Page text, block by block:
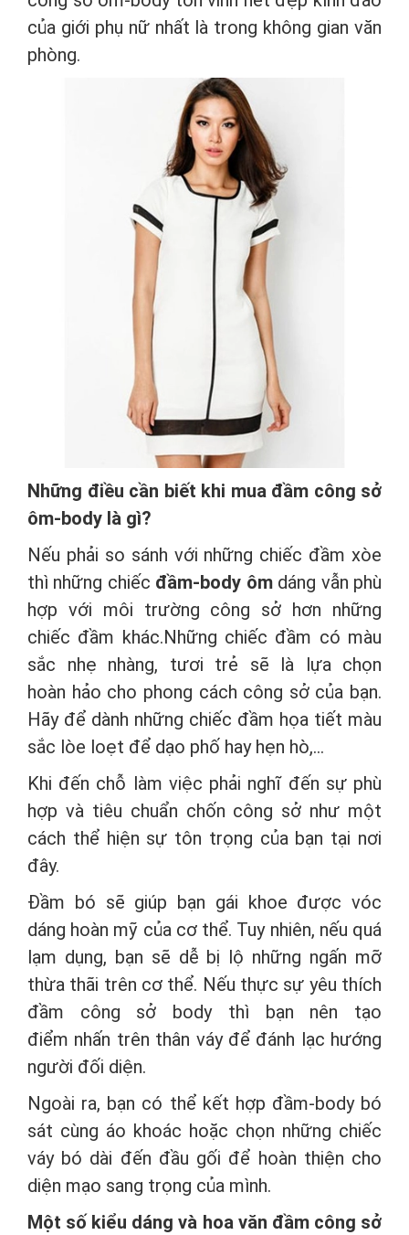
của giới phụ nữ nhất là trong không gian văn
phòng.
Những điều cần biết khi mua đầm công sở
ôm-body là gì?
Nếu phải so sánh với những chiếc đầm xòe
thì những chiếc đầm-body ômdáng vẫn phù
hợp với môi trường công sở hơn những
chiếc đầm khác.Những chiếc đầm có màu
sắc nhẹ nhàng, tươi trẻ sẽ là lựa chọn
hoàn hảo cho phong cách công sở của bạn.
Hãy để dành những chiếc đầm họa tiết màu
sắc lòe loẹt để dạo phố hay hẹn hò,...
Khi đến chỗ làm việc phải nghĩ đến sự phù
hợp và tiêu chuẩn chốn công sở như một
cách thể hiện sự tôn trọng của bạn tại nơi
đây.
Đầm bó sẽ giúp bạn gái khoe được vóc
dáng hoàn mỹ của cơ thể. Tuy nhiên, nếu quá
lạm dụng, bạn sẽ dễ bị lộ những ngấn mỡ
thừa thãi trên cơ thể. Nếu thực sự yêu thích
đầm công sở body thì bạn nên tạo
điểm nhấn trên thân váy để đánh lạc hướng
người đối diện.
Ngoài ra, bạn có thể kết hợp đầm-body bó
sát cùng áo khoác hoặc chọn những chiếc
váy bó dài đến đầu gối để hoàn thiện cho
diện mạo sang trọng của mình.
Một số kiểu dáng và hoa văn đầm công sở